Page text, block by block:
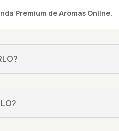
Premium de Aromas Online.